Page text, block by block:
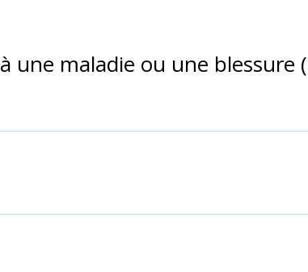
maladie ou une blessure